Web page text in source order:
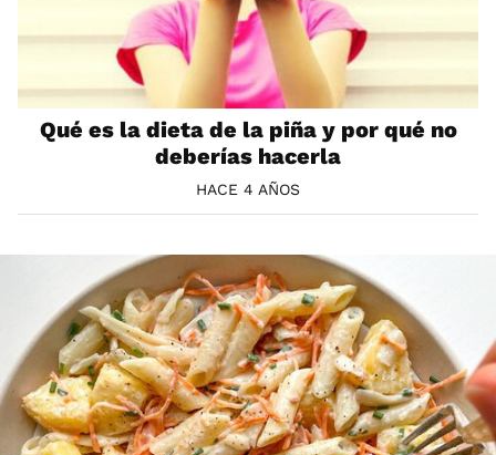
Qué es la dieta de la piña y por qué no
deberías hacerla
HACE 4 AÑOS